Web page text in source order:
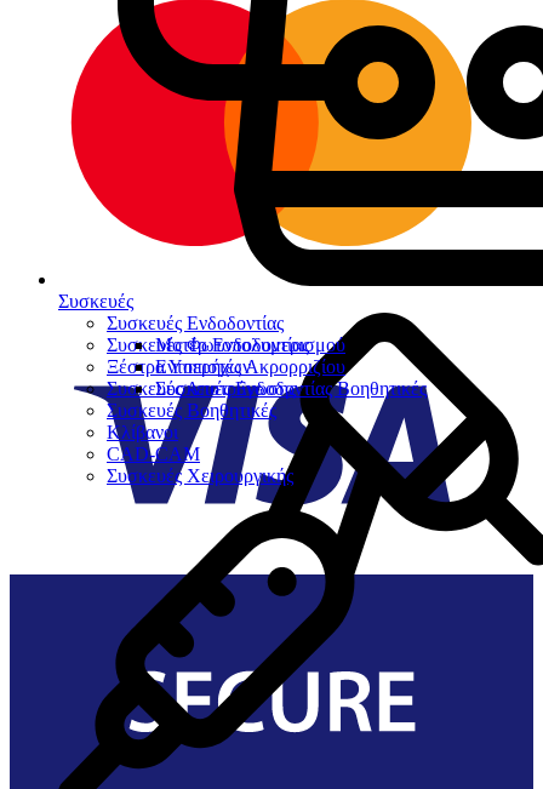
Συσκευές
Συσκευές Ενδοδοντίας
Μοτέρ Ενδοδοντίας
Εντοπιστές Ακρορριζίου
Συσκευές Ενδοδοντίας Βοηθητικές
Συσκευές Φωτοπολυμερισμού
Ξέστρα Υπερήχων
Συσκευές Αποτρύγωσης
Συσκευές Βοηθητικές
Κλίβανοι
CAD-CAM
Συσκευές Χειρουργικής